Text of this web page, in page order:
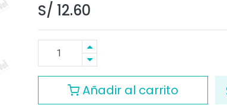
S/ 12.60
Añadir al carrito